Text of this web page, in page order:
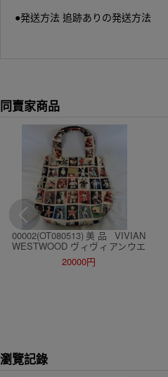
●発送方法 追跡ありの発送方法
同賣家商品
00002(OT080513)美品 VIVIAN
WESTWOOD ヴィヴィアンウエ
ストウッド トートバッグ CANV
AS TEDDIES CHARLOTTE SH
20000円
瀏覽記錄